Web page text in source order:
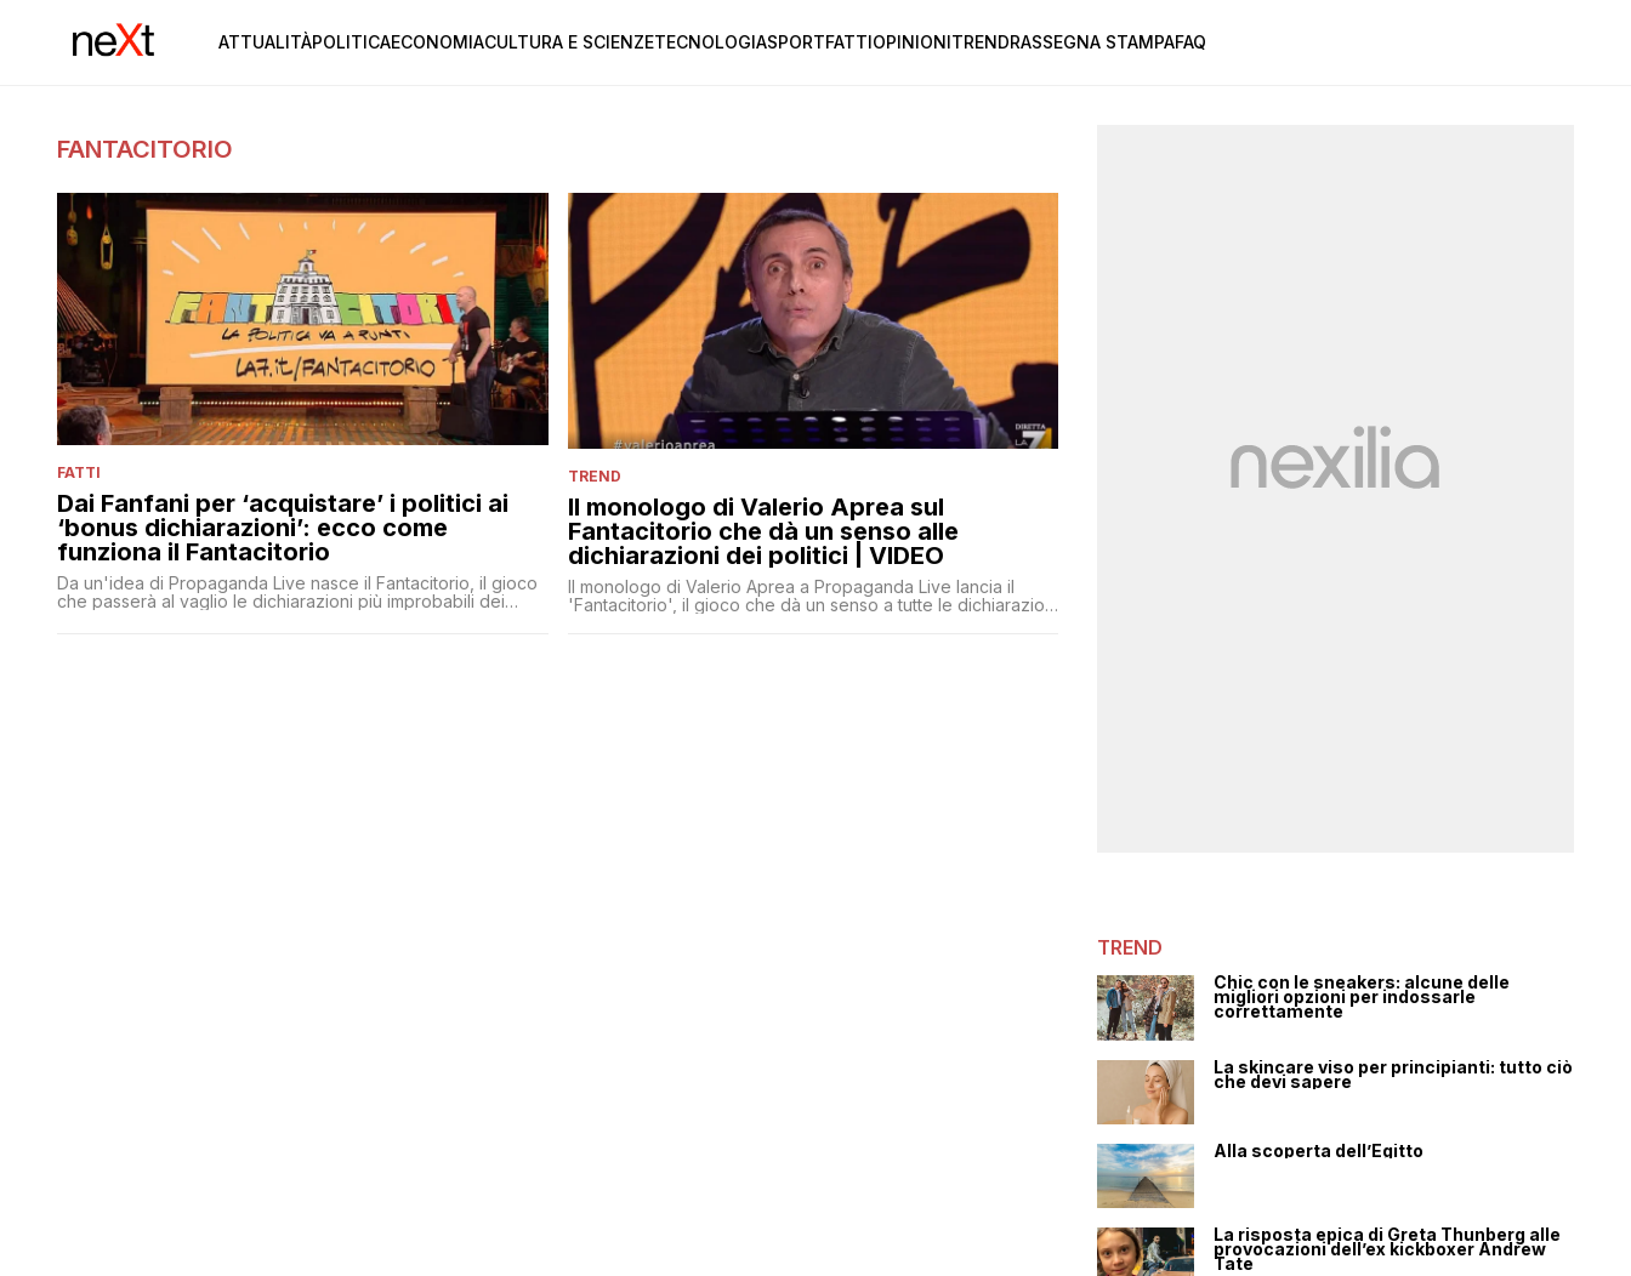
ATTUALITÀPOLITICAECONOMIACULTURA E SCIENZETECNOLOGIASPORTFATTIOPINIONITRENDRASSEGNA STAMPAFAQ
FANTACITORIO
FATTI
Dai Fanfani per ‘acquistare’ i politici ai
‘bonus dichiarazioni’: ecco come
funziona il Fantacitorio
Da un'idea di Propaganda Live nasce il Fantacitorio, il gioco
che passerà al vaglio le dichiarazioni più improbabili dei
TREND
Il monologo di Valerio Aprea sul
Fantacitorio che dà un senso alle
dichiarazioni dei politici | VIDEO
Il monologo di Valerio Aprea a Propaganda Live lancia il
'Fantacitorio', il gioco che dà un senso a tutte le dichiarazioni
TREND
Chic con le sneakers: alcune delle
migliori opzioni per indossarle
correttamente
La skincare viso per principianti: tutto ciò
che devi sapere
Alla scoperta dell’Egitto
La risposta epica di Greta Thunberg alle
provocazioni dell’ex kickboxer Andrew
Tate